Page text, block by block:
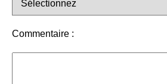
Commentaire :